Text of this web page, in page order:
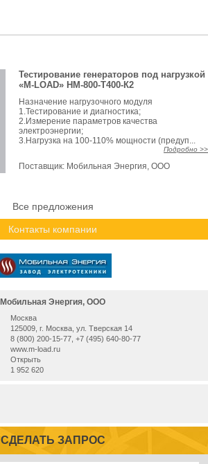
Тестирование генераторов под нагрузкой
«M-LOAD» НМ-800-Т400-К2
Назначение нагрузочного модуля
1.Тестирование и диагностика;
2.Измерение параметров качества
электроэнергии;
3.Нагрузка на 100-110% мощности (предуп...
Подробно >>
Поставщик: Мобильная Энергия, ООО
Все предложения
Контакты компании
Мобильная Энергия, ООО
Москва
125009, г. Москва, ул. Тверская 14
8 (800) 200-15-77, +7 (495) 640-80-77
www.m-load.ru
Открыть
1 952 620
СДЕЛАТЬ ЗАПРОС